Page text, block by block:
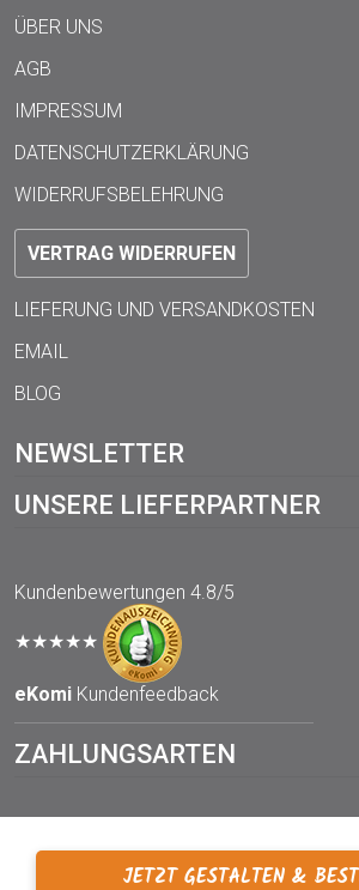
JETZT GESTALTEN &
ÜBER UNS
AGB
IMPRESSUM
DATENSCHUTZERKLÄRUNG
WIDERRUFSBELEHRUNG
VERTRAG WIDERRUFEN
LIEFERUNG UND VERSANDKOSTEN
EMAIL
BLOG
NEWSLETTER
UNSERE LIEFERPARTNER
Kundenbewertungen 4.8/5
★★★★★
eKomi Kundenfeedback
ZAHLUNGSARTEN